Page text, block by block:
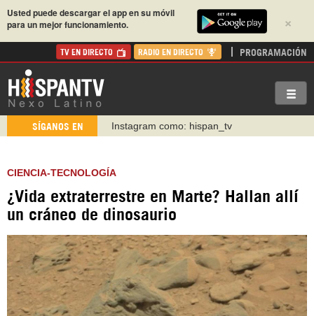
×
Usted puede descargar el app en su móvil
para un mejor funcionamiento.
TV EN DIRECTO RADIO EN DIRECTO PROGRAMACIÓN
SÍGANOS EN
Instagram como: hispan_tv
https://www.youtube.com/@nexo_latino
http://twitter.com/nexo_latino
https://t.me/hispantvcanal
WhatsApp y Viber: +98 921 79 29 404
CIENCIA-TECNOLOGÍA
¿Vida extraterrestre en Marte? Hallan allí
un cráneo de dinosaurio